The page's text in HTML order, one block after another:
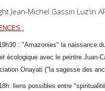
Jean-Michel Gassin Luz'in
:
: "Amazonies" la naissance
écologique avec le peintre Juan-
Onayati ("la sagesse des
liens possibles entre